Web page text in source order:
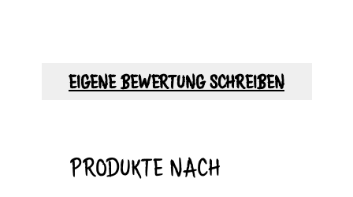
EIGENE BEWERTUNG SCHREIBEN
PRODUKTE NACH